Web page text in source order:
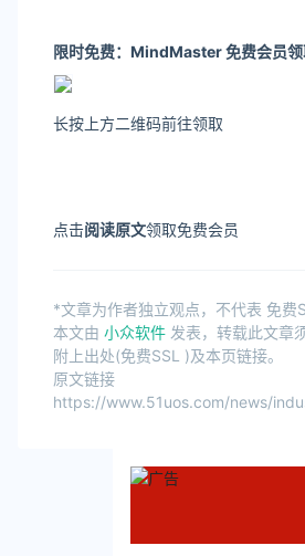
限时免费： MindMaster 免费会员领
长按上方二维码前往领取
点击阅读原文领取免费会员
*文章为作者独立观点，不代表 免费
本文由 小众软件 发表，转载此文章
附上出处(免费SSL )及本页链接。
原文链接
https://www.51uos.com/news/